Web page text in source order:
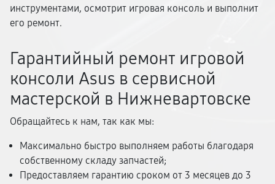
инструментами, осмотрит игровая консоль и выполнит
его ремонт.
Гарантийный ремонт игровой
консоли Asus в сервисной
мастерской в Нижневартовске
Обращайтесь к нам, так как мы:
Максимально быстро выполняем работы благодаря
собственному складу запчастей;
Предоставляем гарантию сроком от 3 месяцев до 3